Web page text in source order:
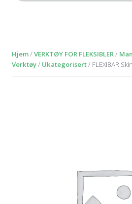
Hjem/VERKTØY FOR FLEKSIBLER/
Verktøy/ Ukategorisert/ FLEXIBAR